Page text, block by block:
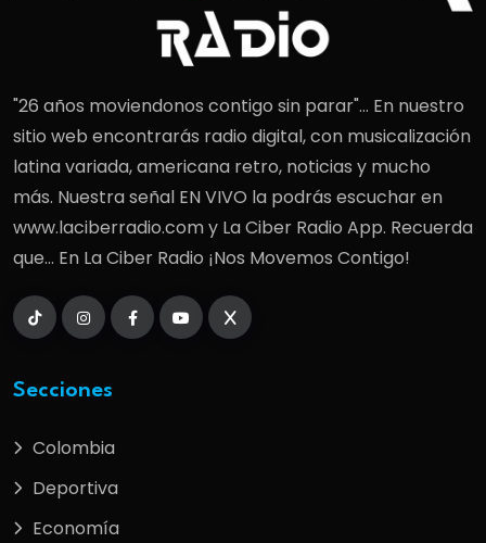
"26 años moviendonos contigo sin parar"... En nuestro
sitio web encontrarás radio digital, con musicalización
latina variada, americana retro, noticias y mucho
más. Nuestra señal EN VIVO la podrás escuchar en
www.laciberradio.com y La Ciber Radio App. Recuerda
que... En La Ciber Radio ¡Nos Movemos Contigo!
Secciones
Colombia
Deportiva
Economía